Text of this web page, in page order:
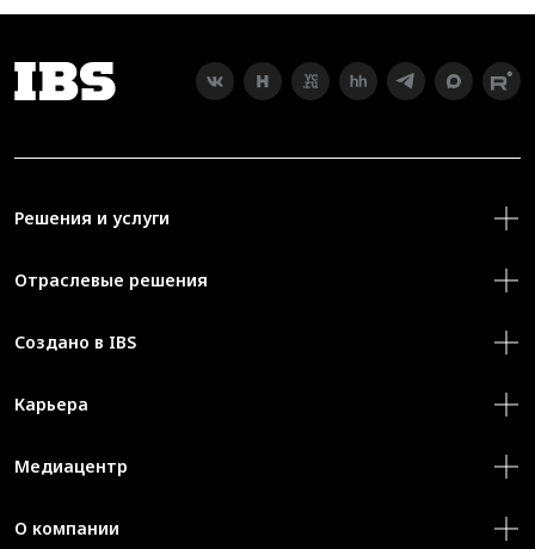
Решения и услуги
Отраслевые решения
Создано в IBS
Карьера
Медиацентр
О компании